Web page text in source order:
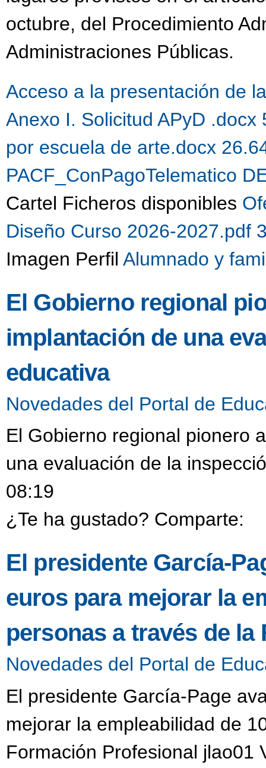
octubre, del Procedimiento
Administraciones Públicas.
Acceso a la presentación de
Anexo I. Solicitud APyD .docx
por escuela de arte.docx
PACF_ConPagoTelematico
Cartel Ficheros disponibles
Diseño Curso 2026-2027.pdf
Imagen Perfil Alumnado y
El Gobierno regional
implantación de una
educativa
Novedades del Portal de
El Gobierno regional pionero
una evaluación de la
08:19
¿Te ha gustado? Comparte:
El presidente García-
euros para mejorar la
personas a través de
Novedades del Portal de
El presidente García-Page
mejorar la empleabilidad de
Formación Profesional jlao01